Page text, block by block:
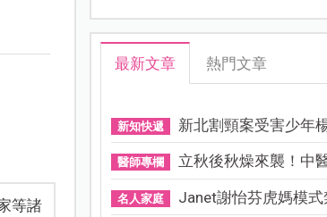
等諸
最新文章 熱門文章
新知快遞 新北割頸案受害少年
醫師專欄 立秋後秋燥來襲！中
名人家庭 Janet謝怡芬虎媽模式禁